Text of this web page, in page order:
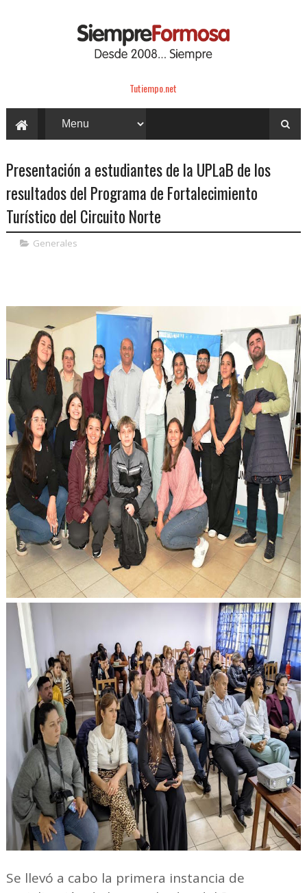
Tutiempo.net
Presentación a estudiantes de la UPLaB de los
resultados del Programa de Fortalecimiento
Turístico del Circuito Norte
Generales
Se llevó a cabo la primera instancia de